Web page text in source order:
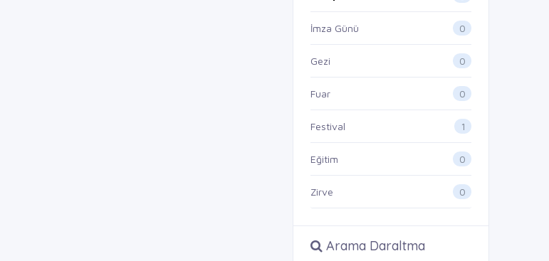
İmza Günü 0
Gezi 0
Fuar 0
Festival 1
Eğitim 0
Zirve 0
Arama Daraltma